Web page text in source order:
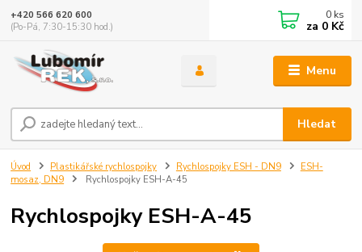
Menu
Hledat
+420 566 620 600
(Po-Pá, 7:30-15:30 hod.)
0 ks
za 0 Kč
Úvod Plastikářské rychlospojky Rychlospojky ESH - DN9
ESH-
mosaz, DN9
Rychlospojky ESH-A-45
Rychlospojky ESH-A-45